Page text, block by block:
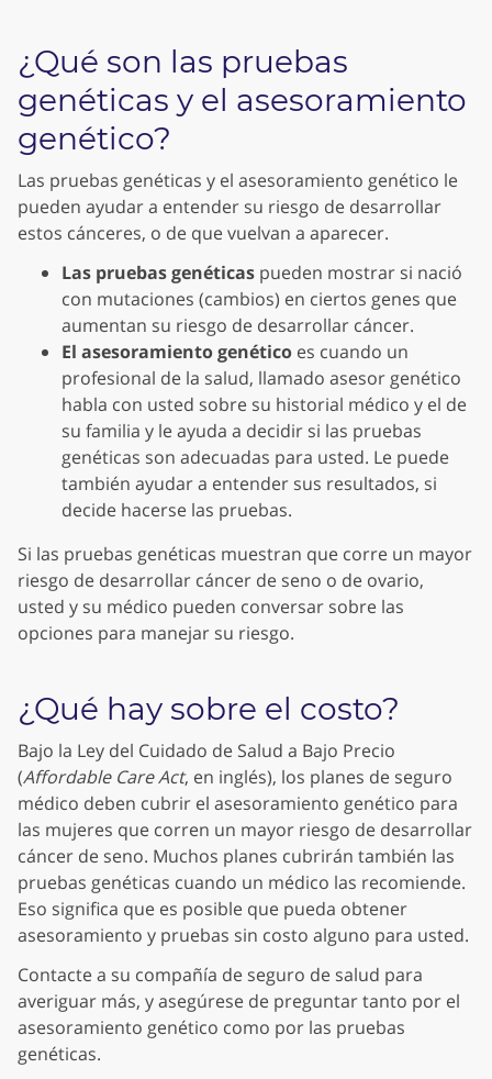
¿Qué son las pruebas
genéticas y el asesoramiento
genético?
Las pruebas genéticas y el asesoramiento genético le
pueden ayudar a entender su riesgo de desarrollar
estos cánceres, o de que vuelvan a aparecer.
Las pruebas genéticas pueden mostrar si nació
con mutaciones (cambios) en ciertos genes que
aumentan su riesgo de desarrollar cáncer.
El asesoramiento genético es cuando un
profesional de la salud, llamado asesor genético
habla con usted sobre su historial médico y el de
su familia y le ayuda a decidir si las pruebas
genéticas son adecuadas para usted. Le puede
también ayudar a entender sus resultados, si
decide hacerse las pruebas.
Si las pruebas genéticas muestran que corre un mayor
riesgo de desarrollar cáncer de seno o de ovario,
usted y su médico pueden conversar sobre las
opciones para manejar su riesgo.
¿Qué hay sobre el costo?
Bajo la Ley del Cuidado de Salud a Bajo Precio
(Affordable Care Act, en inglés), los planes de seguro
médico deben cubrir el asesoramiento genético para
las mujeres que corren un mayor riesgo de desarrollar
cáncer de seno. Muchos planes cubrirán también las
pruebas genéticas cuando un médico las recomiende.
Eso significa que es posible que pueda obtener
asesoramiento y pruebas sin costo alguno para usted.
Contacte a su compañía de seguro de salud para
averiguar más, y asegúrese de preguntar tanto por el
asesoramiento genético como por las pruebas
genéticas.